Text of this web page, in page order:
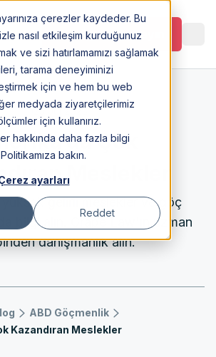
çerezler kaydeder. Bu
nasıl etkileşim kurduğunuz
ve sizi hatırlamamızı sağlamak
tarama deneyiminizi
için ve hem bu web
medyada ziyaretçilerimiz
için kullanırız.
hakkında daha fazla bilgi
bakın.
ayarları
Reddet
Görüşme Planlayın
25 Jul 2025
Çok
Meslekler
yüksek gelirli meslekler ve göç
bilgi alın. Grape Law'ın uzman
danışmanlık alın.
ABD Göçmenlik
Kazandıran Meslekler